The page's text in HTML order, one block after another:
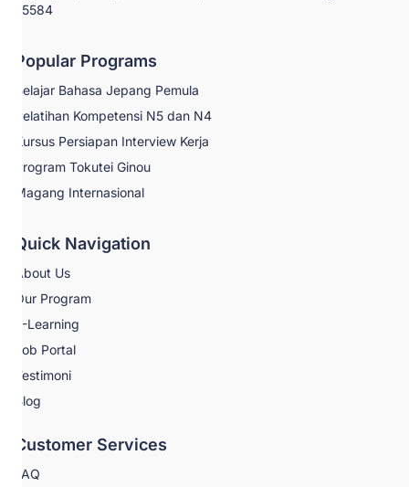
55584
Popular Programs
Belajar Bahasa Jepang Pemula
Pelatihan Kompetensi N5 dan N4
Kursus Persiapan Interview Kerja
Program Tokutei Ginou
Magang Internasional
Quick Navigation
About Us
Our Program
E-Learning
Job Portal
Testimoni
Blog
Customer Services
FAQ